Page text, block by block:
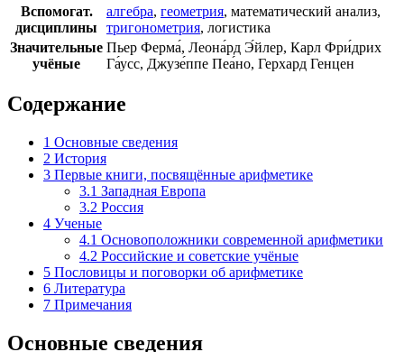
Вспомогат.
дисциплины
алгебра, геометрия, математический анализ,
тригонометрия, логистика
Значительные
учёные
Пьер Ферма́, Леона́рд Э́йлер, Карл Фри́дрих
Га́усс, Джузе́ппе Пеа́но, Герхард Генцен
Содержание
1 Основные сведения
2 История
3 Первые книги, посвящённые арифметике
3.1 Западная Европа
3.2 Россия
4 Ученые
4.1 Основоположники современной арифметики
4.2 Российские и советские учёные
5 Пословицы и поговорки об арифметике
6 Литература
7 Примечания
Основные сведения